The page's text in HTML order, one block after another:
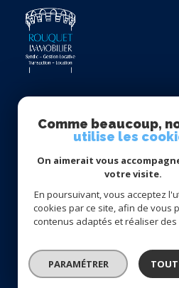
Rouquet
contact@rouquet-
86000 Poitiers
Nos honoraires Nos
Comme beaucoup,
utilise les
On aimerait vous
votre visite.
En poursuivant, vous acceptez
cookies par ce site, afin de vous
contenus adaptés et réaliser des
PARAMÉTRER TOUT